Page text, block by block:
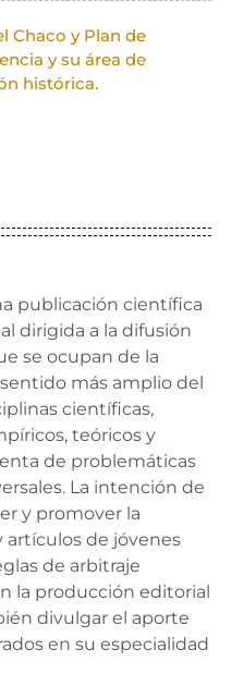
Chaco y Plan de
y su área de
histórica.
publicación científica
dirigida a la difusión
se ocupan de la
más amplio del
científicas,
teóricos y
de problemáticas
La intención de
y promover la
artículos de jóvenes
de arbitraje
la producción editorial
divulgar el aporte
en su especialidad